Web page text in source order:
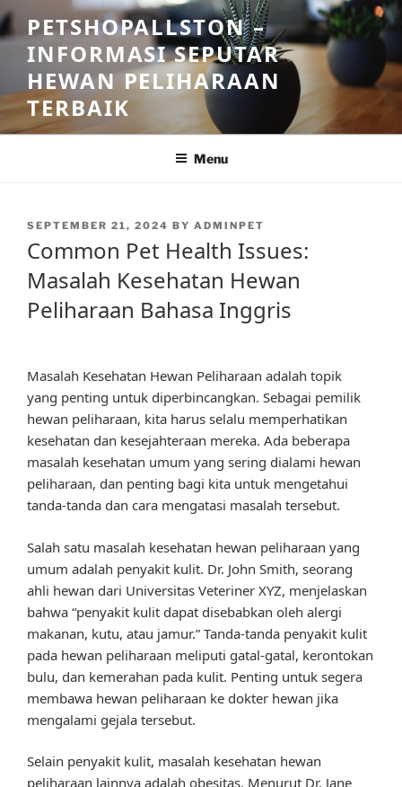
Skip
to
content
PETSHOPALLSTON –
INFORMASI SEPUTAR
HEWAN PELIHARAAN
TERBAIK
Menu
POSTED
SEPTEMBER 21, 2024 BY ADMINPET
Common Pet Health Issues:
Masalah Kesehatan Hewan
Peliharaan Bahasa Inggris
Masalah Kesehatan Hewan Peliharaan adalah topik
yang penting untuk diperbincangkan. Sebagai pemilik
hewan peliharaan, kita harus selalu memperhatikan
kesehatan dan kesejahteraan mereka. Ada beberapa
masalah kesehatan umum yang sering dialami hewan
peliharaan, dan penting bagi kita untuk mengetahui
tanda-tanda dan cara mengatasi masalah tersebut.
Salah satu masalah kesehatan hewan peliharaan yang
umum adalah penyakit kulit. Dr. John Smith, seorang
ahli hewan dari Universitas Veteriner XYZ, menjelaskan
bahwa “penyakit kulit dapat disebabkan oleh alergi
makanan, kutu, atau jamur.” Tanda-tanda penyakit kulit
pada hewan peliharaan meliputi gatal-gatal, kerontokan
bulu, dan kemerahan pada kulit. Penting untuk segera
membawa hewan peliharaan ke dokter hewan jika
mengalami gejala tersebut.
Selain penyakit kulit, masalah kesehatan hewan
peliharaan lainnya adalah obesitas. Menurut Dr. Jane